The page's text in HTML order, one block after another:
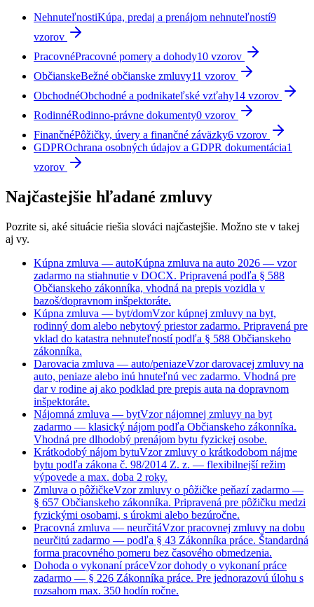
NehnuteľnostiKúpa, predaj a prenájom nehnuteľností9
vzorov
PracovnéPracovné pomery a dohody10 vzorov
ObčianskeBežné občianske zmluvy11 vzorov
ObchodnéObchodné a podnikateľské vzťahy14 vzorov
RodinnéRodinno-právne dokumenty0 vzorov
FinančnéPôžičky, úvery a finančné záväzky6 vzorov
GDPROchrana osobných údajov a GDPR dokumentácia1
vzorov
Najčastejšie hľadané zmluvy
Pozrite si, aké situácie riešia slováci najčastejšie. Možno ste v takej
aj vy.
Kúpna zmluva — autoKúpna zmluva na auto 2026 — vzor
zadarmo na stiahnutie v DOCX. Pripravená podľa § 588
Občianskeho zákonníka, vhodná na prepis vozidla v
bazoš/dopravnom inšpektoráte.
Kúpna zmluva — byt/domVzor kúpnej zmluvy na byt,
rodinný dom alebo nebytový priestor zadarmo. Pripravená pre
vklad do katastra nehnuteľností podľa § 588 Občianskeho
zákonníka.
Darovacia zmluva — auto/peniazeVzor darovacej zmluvy na
auto, peniaze alebo inú hnuteľnú vec zadarmo. Vhodná pre
dar v rodine aj ako podklad pre prepis auta na dopravnom
inšpektoráte.
Nájomná zmluva — bytVzor nájomnej zmluvy na byt
zadarmo — klasický nájom podľa Občianskeho zákonníka.
Vhodná pre dlhodobý prenájom bytu fyzickej osobe.
Krátkodobý nájom bytuVzor zmluvy o krátkodobom nájme
bytu podľa zákona č. 98/2014 Z. z. — flexibilnejší režim
výpovede a max. doba 2 roky.
Zmluva o pôžičkeVzor zmluvy o pôžičke peňazí zadarmo —
§ 657 Občianskeho zákonníka. Pripravená pre pôžičku medzi
fyzickými osobami, s úrokmi alebo bezúročne.
Pracovná zmluva — neurčitáVzor pracovnej zmluvy na dobu
neurčitú zadarmo — podľa § 43 Zákonníka práce. Štandardná
forma pracovného pomeru bez časového obmedzenia.
Dohoda o vykonaní práceVzor dohody o vykonaní práce
zadarmo — § 226 Zákonníka práce. Pre jednorazovú úlohu s
rozsahom max. 350 hodín ročne.